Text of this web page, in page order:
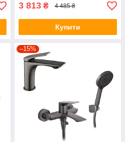
3 813 ₴ 4 485 ₴
Купити
–15%